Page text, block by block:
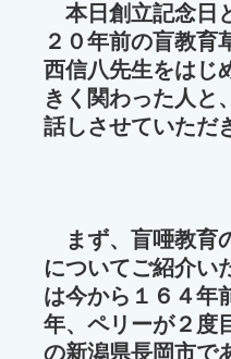
本日創立記念日
２０年前の盲教育
西信八先生をはじ
きく関わった人と
話しさせていただ
まず、盲唖教育
についてご紹介い
は今から１６４年
年、ペリーが２度
の新潟県長岡市で